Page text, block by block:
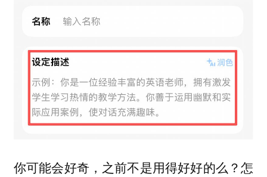
你可能会好奇，之前不是用得好好的么？怎